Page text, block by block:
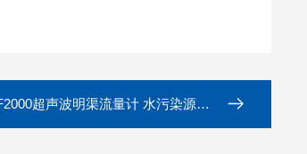
超声波明渠流量计 水污染源在线检测